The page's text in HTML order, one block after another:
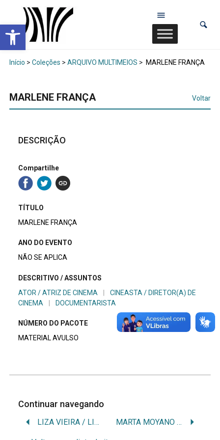
Abrir a barra de ferramentas
Início > Coleções > ARQUIVO MULTIMEIOS > MARLENE FRANÇA
MARLENE FRANÇA Voltar
DESCRIÇÃO
Compartilhe
TÍTULO
MARLENE FRANÇA
ANO DO EVENTO
NÃO SE APLICA
DESCRITIVO / ASSUNTOS
ATOR / ATRIZ DE CINEMA
CINEASTA / DIRETOR(A) DE
CINEMA
DOCUMENTARISTA
NÚMERO DO PACOTE
MATERIAL AVULSO
Continuar navegando
LIZA VIEIRA / LISA VIEIRA / MARIA ELIZABETH VIEIRA MORAES MARTA MOYANO / MARTHA MOYANO / MARTA LILIANA MOYANO PESCE